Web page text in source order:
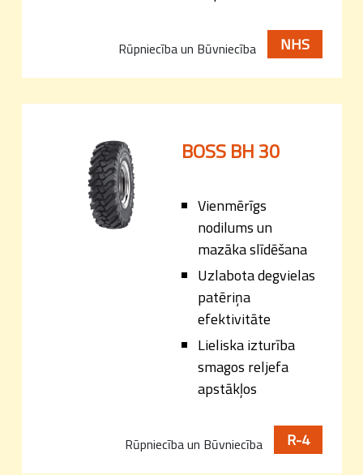
Rūpniecība un Būvniecība NHS
BOSS BH 30
Vienmērīgs
nodilums un
mazāka slīdēšana
Uzlabota degvielas
patēriņa
efektivitāte
Lieliska izturība
smagos reljefa
apstākļos
Rūpniecība un Būvniecība R-4